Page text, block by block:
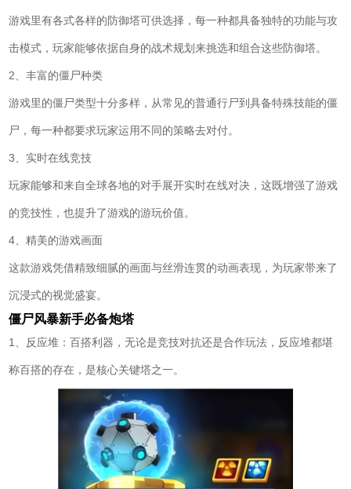
游戏里有各式各样的防御塔可供选择，每一种都具备独特的功能与攻
击模式，玩家能够依据自身的战术规划来挑选和组合这些防御塔。
2、丰富的僵尸种类
游戏里的僵尸类型十分多样，从常见的普通行尸到具备特殊技能的僵
尸，每一种都要求玩家运用不同的策略去对付。
3、实时在线竞技
玩家能够和来自全球各地的对手展开实时在线对决，这既增强了游戏
的竞技性，也提升了游戏的游玩价值。
4、精美的游戏画面
这款游戏凭借精致细腻的画面与丝滑连贯的动画表现，为玩家带来了
沉浸式的视觉盛宴。
僵尸风暴新手必备炮塔
1、反应堆：百搭利器，无论是竞技对抗还是合作玩法，反应堆都堪
称百搭的存在，是核心关键塔之一。